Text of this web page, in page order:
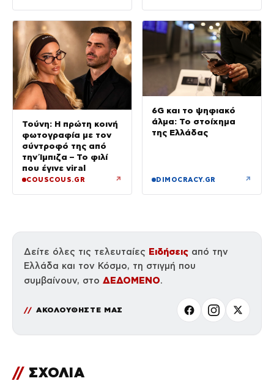
Τούνη: Η πρώτη κοινή
φωτογραφία με τον
σύντροφό της από
την Ίμπιζα – Το φιλί
που έγινε viral
COUSCOUS.GR ↗
6G και το ψηφιακό
άλμα: Το στοίχημα
της Ελλάδας
DIMOCRACY.GR ↗
Δείτε όλες τις τελευταίες Ειδήσεις από την
Ελλάδα και τον Κόσμο, τη στιγμή που
συμβαίνουν, στο ΔΕΔΟΜΕΝΟ.
ΑΚΟΛΟΥΘΗΣΤΕ ΜΑΣ
// ΣΧΟΛΙΑ